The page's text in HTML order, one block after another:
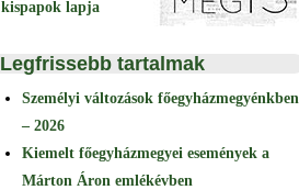
kispapok lapja
Legfrissebb tartalmak
Személyi változások főegyházmegyénkben
– 2026
Kiemelt főegyházmegyei események a
Márton Áron emlékévben